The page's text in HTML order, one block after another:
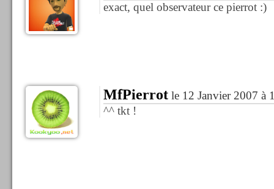
exact, quel observateur ce pierrot :)
MfPierrotle 12 Janvier 2007 à
^^ tkt !